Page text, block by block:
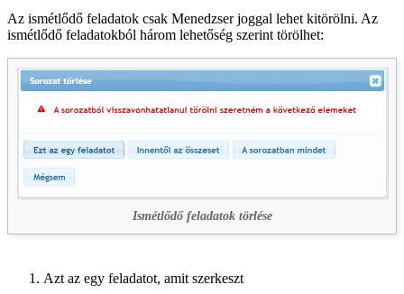
Az ismétlődő feladatok csak Menedzser joggal lehet kitörölni. Az
ismétlődő feladatokból három lehetőség szerint törölhet:
Ismétlődő feladatok törlése
Azt az egy feladatot, amit szerkeszt